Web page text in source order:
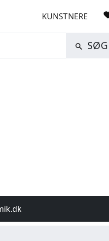
KUNSTNERE
SØG